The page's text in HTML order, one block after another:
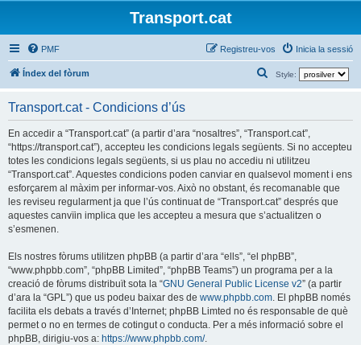
Transport.cat
PMF Inicia la sessió
Registreu-vos
Índex del fòrum Style:
e
c
a
Transport.cat - Condicions d’ús
En accedir a “Transport.cat” (a partir d’ara “nosaltres”, “Transport.cat”,
“https://transport.cat”), accepteu les condicions legals següents. Si no accepteu
totes les condicions legals següents, si us plau no accediu ni utilitzeu
“Transport.cat”. Aquestes condicions poden canviar en qualsevol moment i ens
esforçarem al màxim per informar-vos. Això no obstant, és recomanable que
les reviseu regularment ja que l’ús continuat de “Transport.cat” després que
aquestes canvïin implica que les accepteu a mesura que s’actualitzen o
s’esmenen.
Els nostres fòrums utilitzen phpBB (a partir d’ara “ells”, “el phpBB”,
“www.phpbb.com”, “phpBB Limited”, “phpBB Teams”) un programa per a la
creació de fòrums distribuït sota la “GNU General Public License v2” (a partir
d’ara la “GPL”) que us podeu baixar des de www.phpbb.com . El phpBB només
facilita els debats a través d’Internet; phpBB Limted no és responsable de què
permet o no en termes de cotingut o conducta. Per a més informació sobre el
phpBB, dirigiu-vos a: https://www.phpbb.com/.